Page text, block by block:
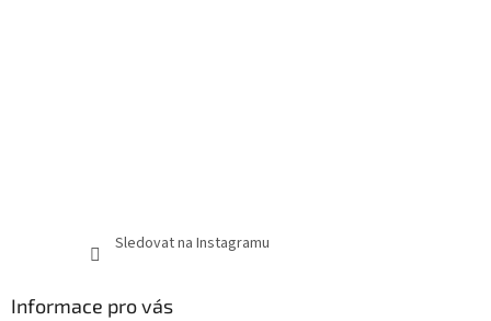
Sledovat na Instagramu
Informace pro vás